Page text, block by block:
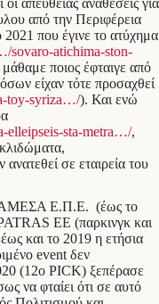
από την Περιφέρεια
2021 που έγινε το ατύχημα
sovaro-atichima-ston-
ποιος έφταιγε από
είχαν τότε προσαχθεί
toy-syriza…/). Και ενώ
elleipseis-sta-metra…/,
σε εταιρεία του
ΑΜΕΣΑ Ε.Π.Ε. (έως το
ΕΕ (παρκινγκ και
και το 2019 η ετήσια
event δεν
(12ο PICK) ξεπέρασε
να φταίει ότι σε αυτό